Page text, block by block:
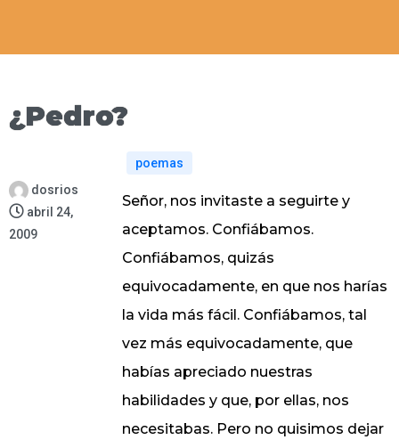
¿Pedro?
dosrios
abril 24,
2009
poemas
Señor, nos invitaste a seguirte y
aceptamos. Confiábamos.
Confiábamos, quizás
equivocadamente, en que nos harías
la vida más fácil. Confiábamos, tal
vez más equivocadamente, que
habías apreciado nuestras
habilidades y que, por ellas, nos
necesitabas. Pero no quisimos dejar